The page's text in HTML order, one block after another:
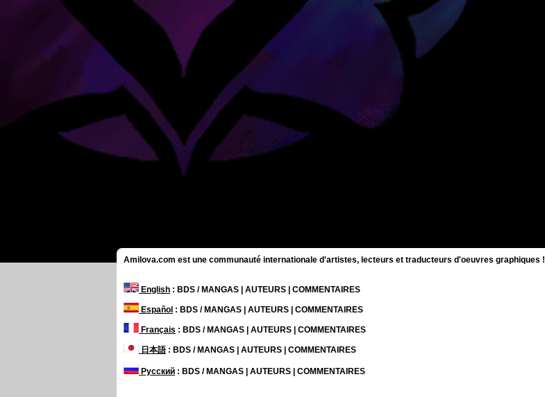
Amilova.com est une communauté internationale d'artistes, lecteurs et traducteurs d'oeuvres graphiques !
English : BDS / MANGAS | AUTEURS | COMMENTAIRES
Español : BDS / MANGAS | AUTEURS | COMMENTAIRES
Français : BDS / MANGAS | AUTEURS | COMMENTAIRES
日本語: BDS / MANGAS | AUTEURS | COMMENTAIRES
Русский : BDS / MANGAS | AUTEURS | COMMENTAIRES